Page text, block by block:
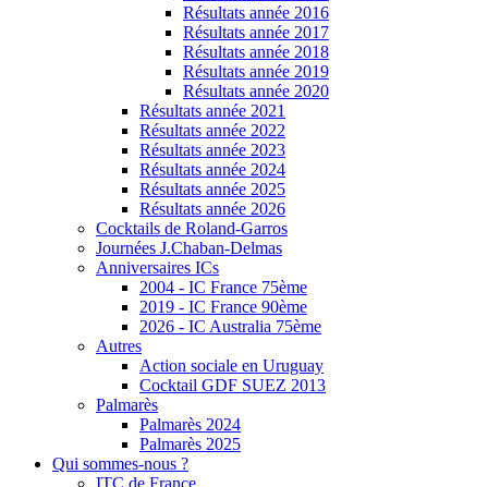
Résultats année 2016
Résultats année 2017
Résultats année 2018
Résultats année 2019
Résultats année 2020
Résultats année 2021
Résultats année 2022
Résultats année 2023
Résultats année 2024
Résultats année 2025
Résultats année 2026
Cocktails de Roland-Garros
Journées J.Chaban-Delmas
Anniversaires ICs
2004 - IC France 75ème
2019 - IC France 90ème
2026 - IC Australia 75ème
Autres
Action sociale en Uruguay
Cocktail GDF SUEZ 2013
Palmarès
Palmarès 2024
Palmarès 2025
Qui sommes-nous ?
ITC de France